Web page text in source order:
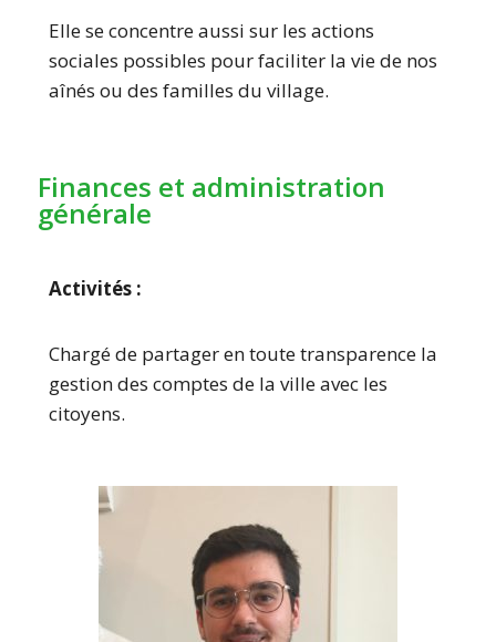
Elle se concentre aussi sur les actions
sociales possibles pour faciliter la vie de nos
aînés ou des familles du village.
Finances et administration
générale
Activités :
Chargé de partager en toute transparence la
gestion des comptes de la ville avec les
citoyens.